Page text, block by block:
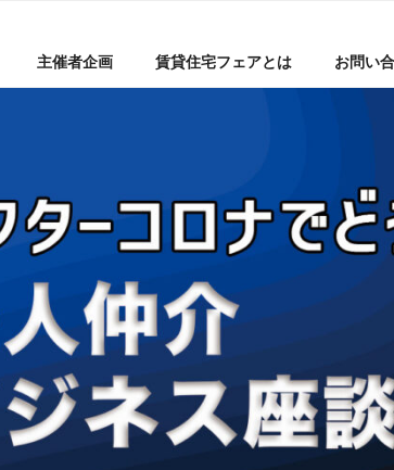
主催者企画 賃貸住宅フェアとは お問い